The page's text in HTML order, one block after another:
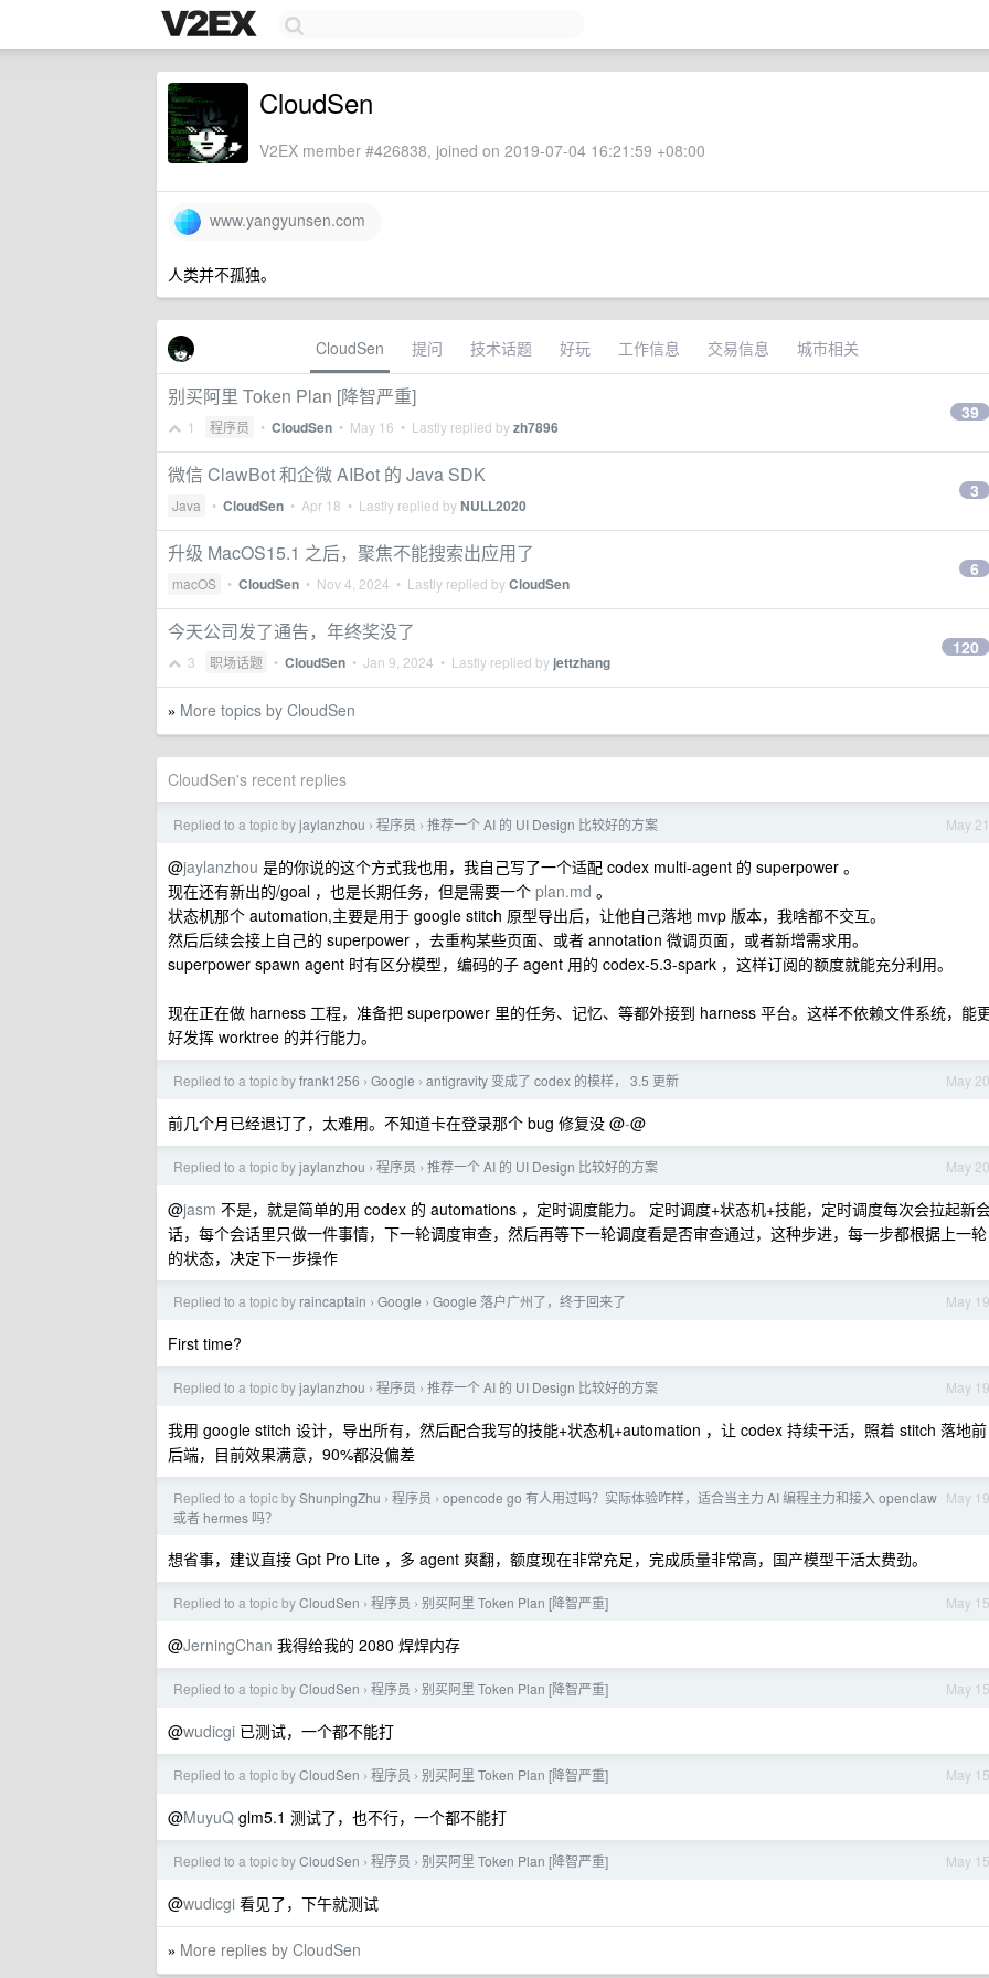
CloudSen
V2EX member #426838, joined on 2019-07-04 16:21:59 +08:00
www.yangyunsen.com
人类并不孤独。
CloudSen 提问 技术话题 好玩 工作信息 交易信息 城市相关
别买阿里 Token Plan [降智严重]
1 程序员 • CloudSen • May 16 • Lastly replied byzh7896
39
微信 ClawBot 和企微 AIBot 的 Java SDK
Java • CloudSen • Apr 18 • Lastly replied byNULL2020
3
升级 MacOS15.1 之后，聚焦不能搜索出应用了
macOS • CloudSen • Nov 4, 2024 • Lastly replied byCloudSen
6
今天公司发了通告，年终奖没了
3 职场话题 • CloudSen • Jan 9, 2024 • Lastly replied by jettzhang
120
» More topics by CloudSen
CloudSen's recent replies
May 21
Replied to a topic byjaylanzhou › 程序员 › 推荐一个 AI 的 UI Design 比较好的方案
@jaylanzhou 是的你说的这个方式我也用，我自己写了一个适配 codex multi-agent 的 superpower 。
现在还有新出的/goal ，也是长期任务，但是需要一个 plan.md 。
状态机那个 automation,主要是用于 google stitch 原型导出后，让他自己落地 mvp 版本，我啥都不交互。
然后后续会接上自己的 superpower ，去重构某些页面、或者 annotation 微调页面，或者新增需求用。
superpower spawn agent 时有区分模型，编码的子 agent 用的 codex-5.3-spark ，这样订阅的额度就能充分利用。
现在正在做 harness 工程，准备把 superpower 里的任务、记忆、等都外接到 harness 平台。这样不依赖文件系统，能
好发挥 worktree 的并行能力。
May 20
Replied to a topic byfrank1256 › Google › antigravity 变成了 codex 的模样， 3.5 更新
前几个月已经退订了，太难用。不知道卡在登录那个 bug 修复没 @-@
May 20
Replied to a topic byjaylanzhou › 程序员 › 推荐一个 AI 的 UI Design 比较好的方案
@jasm 不是，就是简单的用 codex 的 automations ，定时调度能力。 定时调度+状态机+技能，定时调度每次会拉起新
话，每个会话里只做一件事情，下一轮调度审查，然后再等下一轮调度看是否审查通过，这种步进，每一步都根据上一轮
的状态，决定下一步操作
May 19
Replied to a topic by raincaptain › Google › Google 落户广州了，终于回来了
First time?
May 19
Replied to a topic byjaylanzhou › 程序员 › 推荐一个 AI 的 UI Design 比较好的方案
我用 google stitch 设计，导出所有，然后配合我写的技能+状态机+automation ，让 codex 持续干活，照着 stitch 落地前
后端，目前效果满意，90%都没偏差
May 19
Replied to a topic byShunpingZhu › 程序员 › opencode go 有人用过吗？实际体验咋样，适合当主力 AI 编程主力和接入 openclaw
或者 hermes 吗？
想省事，建议直接 Gpt Pro Lite ，多 agent 爽翻，额度现在非常充足，完成质量非常高，国产模型干活太费劲。
May 15
Replied to a topic byCloudSen › 程序员 › 别买阿里 Token Plan [降智严重]
@JerningChan 我得给我的 2080 焊焊内存
May 15
Replied to a topic byCloudSen › 程序员 › 别买阿里 Token Plan [降智严重]
@wudicgi 已测试，一个都不能打
May 15
Replied to a topic byCloudSen › 程序员 › 别买阿里 Token Plan [降智严重]
@MuyuQ glm5.1 测试了，也不行，一个都不能打
May 15
Replied to a topic byCloudSen › 程序员 › 别买阿里 Token Plan [降智严重]
@wudicgi 看见了，下午就测试
» More replies by CloudSen